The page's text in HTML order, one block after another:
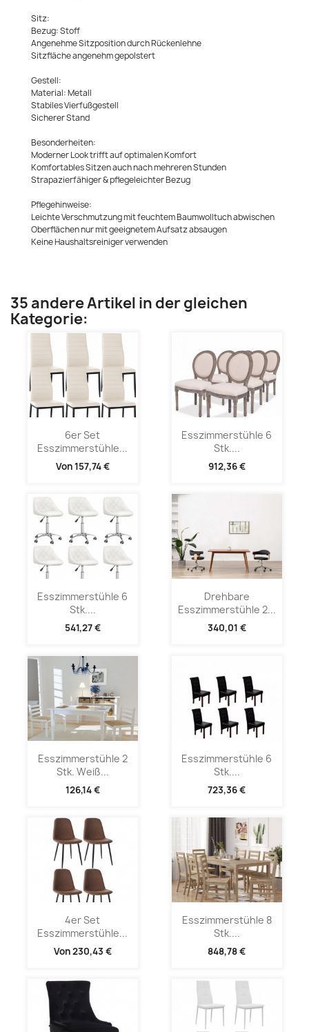
Sitz:
Bezug: Stoff
Angenehme Sitzposition durch Rückenlehne
Sitzfläche angenehm gepolstert
Gestell:
Material: Metall
Stabiles Vierfußgestell
Sicherer Stand
Besonderheiten:
Moderner Look trifft auf optimalen Komfort
Komfortables Sitzen auch nach mehreren Stunden
Strapazierfähiger & pflegeleichter Bezug
Pflegehinweise:
Leichte Verschmutzung mit feuchtem Baumwolltuch abwischen
Oberflächen nur mit geeignetem Aufsatz absaugen
Keine Haushaltsreiniger verwenden
35 andere Artikel in der gleichen
Kategorie:
6er Set
Esszimmerstühle...
Von157,74 €
Esszimmerstühle 6
Stk....
912,36 €
Esszimmerstühle 6
Stk....
541,27 €
Drehbare
Esszimmerstühle 2...
340,01 €
Esszimmerstühle 2
Stk. Weiß...
126,14 €
Esszimmerstühle 6
Stk....
723,36 €
4er Set
Esszimmerstühle...
Von230,43 €
Esszimmerstühle 8
Stk....
848,78 €